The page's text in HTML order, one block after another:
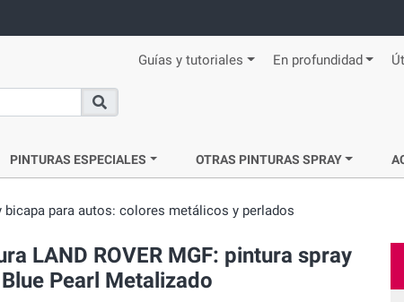
Guías y tutoriales En profundidad
Buscar
PINTURAS ESPECIALES OTRAS PINTURAS SPRAY
bicapa para autos: colores metálicos y perlados
LAND ROVER MGF: pintura spray
Pearl Metalizado